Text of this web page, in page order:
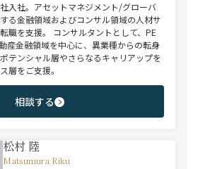
入社。アセットマネジメント/グローバ
る金融領域およびコンサル領域の人材サ
職を支援。 コンサルタントとして、PE
産金融領域を中心に、異業種からの転身
テンシャル層やさらなるキャリアップを
層をご支援。
相談する
松村 陸
Matsumura Riku